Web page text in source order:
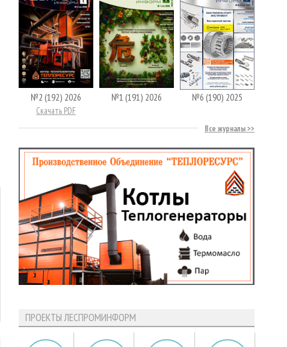
№2 (192) 2026
Скачать PDF
№1 (191) 2026 №6 (190) 2025
Все журналы
ПРОЕКТЫ ЛЕСПРОМИНФОРМ